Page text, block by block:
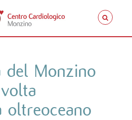
del Monzino
oltreoceano